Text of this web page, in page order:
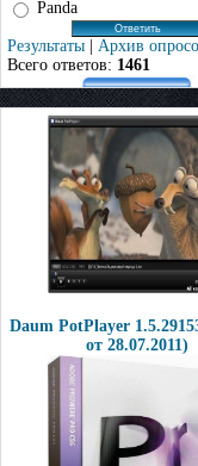
Panda
Результаты | Архив
Всего ответов: 1461
Daum PotPlayer
от 28.07.2011)